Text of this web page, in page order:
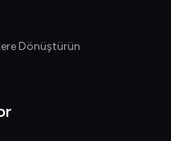
Dönüştürün